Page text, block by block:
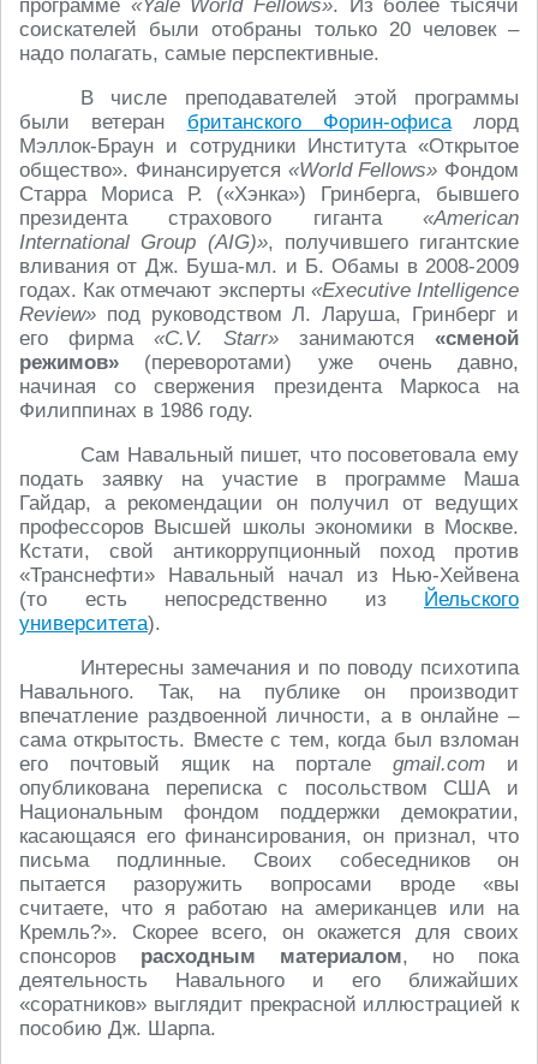
программе «Yale World Fellows». Из более тысячи
соискателей были отобраны только 20 человек –
надо полагать, самые перспективные.
В числе преподавателей этой программы
были ветеран британского Форин-офисалорд
Мэллок-Браун и сотрудники Института «Открытое
общество». Финансируется «World Fellows» Фондом
Старра Мориса Р. («Хэнка») Гринберга, бывшего
президента страхового гиганта «American
International Group (AIG)», получившего гигантские
вливания от Дж. Буша-мл. и Б. Обамы в 2008-2009
годах. Как отмечают эксперты «Executive Intelligence
Review» под руководством Л. Ларуша, Гринберг и
его фирма «C.V. Starr» занимаются «сменой
режимов» (переворотами) уже очень давно,
начиная со свержения президента Маркоса на
Филиппинах в 1986 году.
Сам Навальный пишет, что посоветовала ему
подать заявку на участие в программе Маша
Гайдар, а рекомендации он получил от ведущих
профессоров Высшей школы экономики в Москве.
Кстати, свой антикоррупционный поход против
«Транснефти» Навальный начал из Нью-Хейвена
(то есть непосредственно из Йельского
университета).
Интересны замечания и по поводу психотипа
Навального. Так, на публике он производит
впечатление раздвоенной личности, а в онлайне –
сама открытость. Вместе с тем, когда был взломан
его почтовый ящик на портале gmail.comи
опубликована переписка с посольством США и
Национальным фондом поддержки демократии,
касающаяся его финансирования, он признал, что
письма подлинные. Своих собеседников он
пытается разоружить вопросами вроде «вы
считаете, что я работаю на американцев или на
Кремль?». Скорее всего, он окажется для своих
спонсоров расходным материалом, но пока
деятельность Навального и его ближайших
«соратников» выглядит прекрасной иллюстрацией к
пособию Дж. Шарпа.